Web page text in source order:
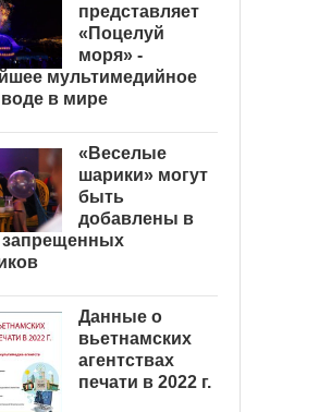
представляет
«Поцелуй
моря» -
мультимедийное
в мире
«Веселые
шарики» могут
быть
добавлены в
запрещенных
Данные о
вьетнамских
агентствах
печати в 2022 г.